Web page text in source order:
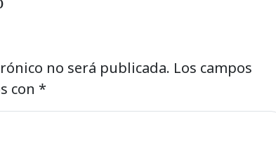
no será publicada. Los campos
con *